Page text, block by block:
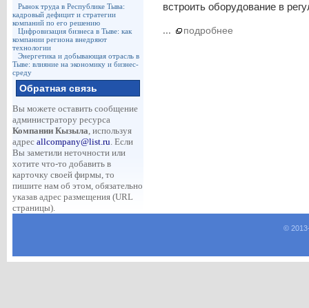
Рынок труда в Республике Тыва:
кадровый дефицит и стратегии
компаний по его решению
Цифровизация бизнеса в Тыве: как
компании региона внедряют
технологии
Энергетика и добывающая отрасль в
Тыве: влияние на экономику и бизнес-
среду
Обратная связь
Вы можете оставить сообщение
администратору ресурса
Компании Кызыла, используя
адрес allcompany@list.ru. Если
Вы заметили неточности или
хотите что-то добавить в
карточку своей фирмы, то
пишите нам об этом, обязательно
указав адрес размещения (URL
страницы).
встроить оборудование в
... подробнее
©